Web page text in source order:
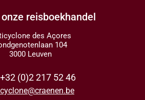
reisboekhandel
des Açores
104
3000 Leuven
+32 (0)2 217 52 46